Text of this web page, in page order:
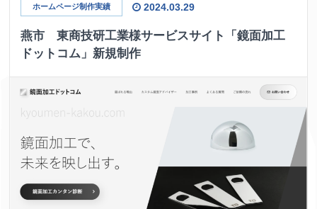
ホームページ制作実績 2024.03.29
燕市 東商技研工業様サービスサイト「鏡面加工
ドットコム」新規制作